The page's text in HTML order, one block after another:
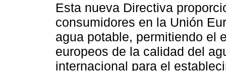
Esta nueva Directiva
consumidores en la Unión
agua potable, permitiendo el
europeos de la calidad del
internacional para el